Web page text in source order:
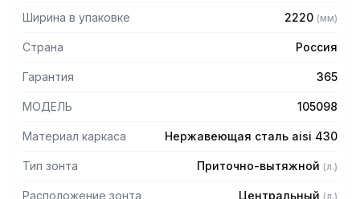
Ширина в упаковке 2220 (мм)
Страна Россия
Гарантия 365
МОДЕЛЬ 105098
Материал каркаса Нержавеющая сталь aisi 430
Тип зонта Приточно-вытяжной (л.)
Расположение зонта Центральный (л.)